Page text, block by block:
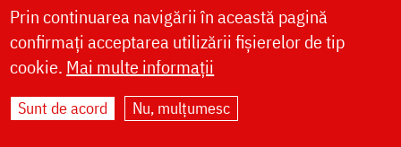
LIVE
Site dezvoltat deDOXOLOGIA MEDIA
Arhiepiscopia Iașilor | ©
Prin continuarea navigării în această pagină
confirmați acceptarea utilizării fișierelor de tip
cookie. Mai multe informații
Sunt de acord Nu, mulțumesc